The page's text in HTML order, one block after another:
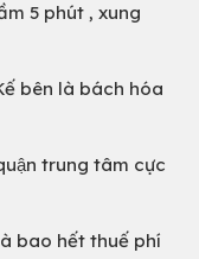
5 phút , xung
bên là bách hóa
trung tâm cực
bao hết thuế phí